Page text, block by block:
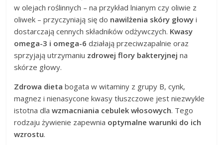
w olejach roślinnych – na przykład lnianym czy oliwie z
oliwek – przyczyniają się do nawilżenia skóry głowy i
dostarczają cennych składników odżywczych. Kwasy
omega-3 i omega-6 działają przeciwzapalnie oraz
sprzyjają utrzymaniu zdrowej flory bakteryjnej na
skórze głowy.
Zdrowa dieta bogata w witaminy z grupy B, cynk,
magnez i nienasycone kwasy tłuszczowe jest niezwykle
istotna dlawzmacniania cebulek włosowych. Tego
rodzaju żywienie zapewnia optymalne warunki do ich
wzrostu.